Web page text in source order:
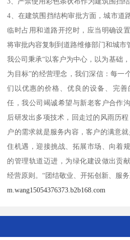
4、在建筑围挡结构审批方面，城市道
临时占用和道路开挖时，应当明确设
将审批内容复制到道路维修部门和城市
我公司秉承“以客户为中心，以为基础
为目标”的经营理念，我们深信：每一
们以优惠的价格、优良的设备、完
任，我公司竭诚希望与新老客户合作
后研发出多项技术，回走过的风雨历
户的需求就是服务内容，客户的满意
住机遇，迎接挑战、拓展市场、向着
的管理轨道迈进，为绿化建设做出贡
经营原则。“团结敬业、开拓创新、服务
m.wang15054376373.b2b168.com